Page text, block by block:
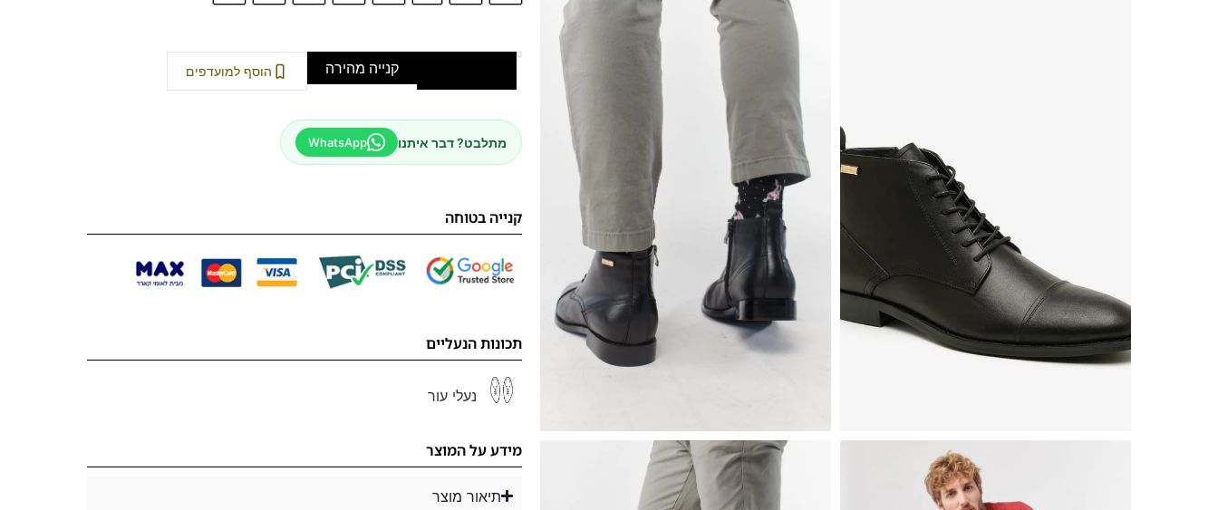
הוסף למועדפים קנייה מהירה
מתלבט? דבר איתנו WhatsApp
קנייה בטוחה
תכונות הנעליים
נעלי עור
מידע על המוצר
תיאור מוצר